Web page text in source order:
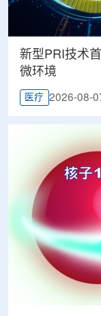
新型PRI技术
微环境
医疗 2026-08-